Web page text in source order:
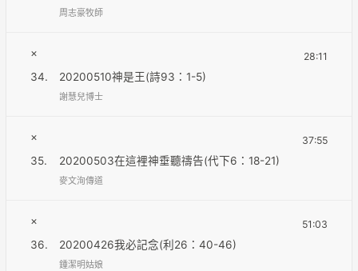
周志豪牧師
×
34.
20200510神是王(詩93：1-5)
28:11
謝慧兒博士
×
35.
20200503在這裡神垂聽禱告(代下6：18-21)
37:55
麥文洵傳道
×
36.
20200426我必記念(利26：40-46)
51:03
鍾潔明姑娘